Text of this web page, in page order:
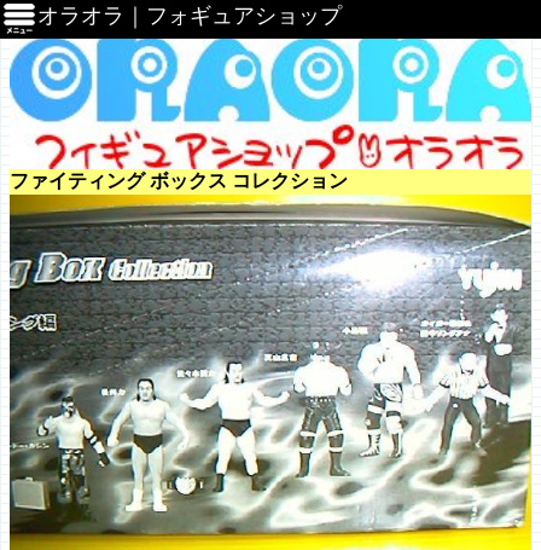
オラオラ｜フォギュアショップ
ファイティング ボックス コレクション